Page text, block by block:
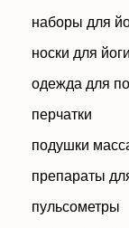
наборы для
носки для йоги
одежда для
перчатки
подушки
препараты
пульсометры